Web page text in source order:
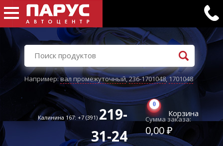
Например:вал промежуточный,236-1701048,1701048
Калинина 167: +7 (391) 219-
31-24
0
Корзина
Сумма заказа:
0,00 ₽